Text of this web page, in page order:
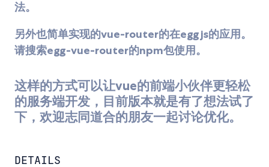
法。
另外也简单实现的vue-router的在eggjs的应用。
请搜索egg-vue-router的npm包使用。
这样的方式可以让vue的前端小伙伴更轻松
的服务端开发，目前版本就是有了想法试了
下，欢迎志同道合的朋友一起讨论优化。
DETAILS